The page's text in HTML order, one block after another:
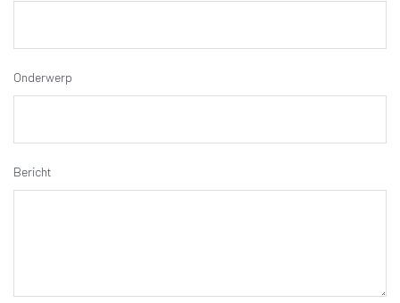
Onderwerp
Bericht